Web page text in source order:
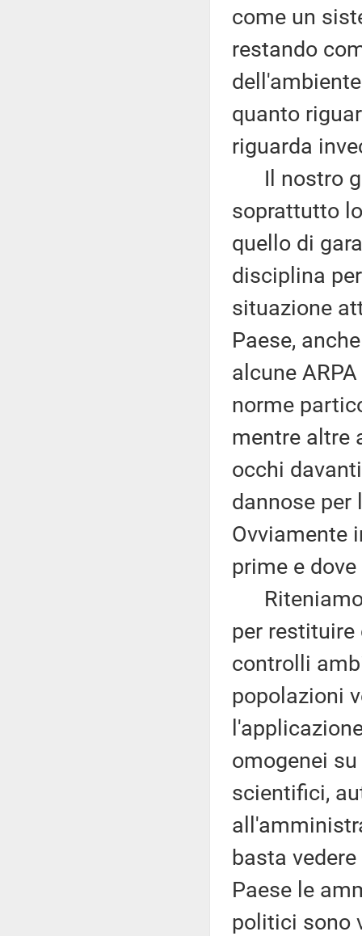
come un
restando
quanto
riguarda
Il nostro
soprattutto
quello di
disciplina
situazione
Paese,
alcune
norme
mentre altre
occhi
dannose per
Ovviamente
prime e
Riteniamo,
per
controlli
popolazioni
omogenei
scientifici,
basta
Paese le
politici sono